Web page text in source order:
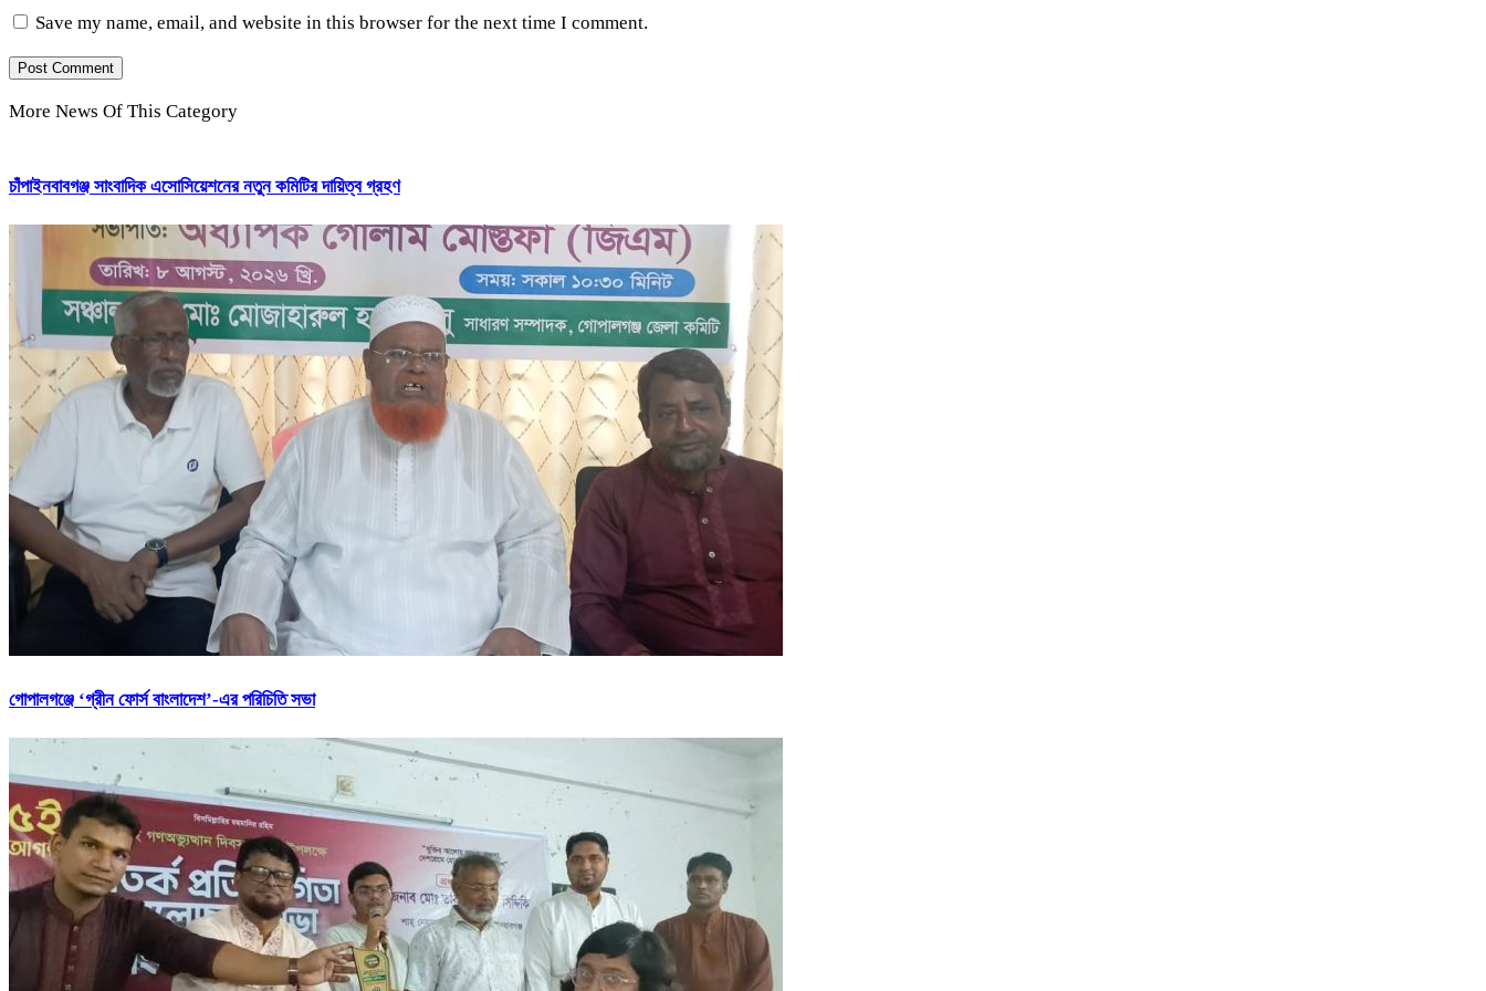
Save my name, email, and website in this browser for the next time I comment.
More News Of This Category
চাঁপাইনবাবগঞ্জ সাংবাদিক এসোসিয়েশনের নতুন কমিটির দায়িত্ব গ্রহণ
গোপালগঞ্জে ‘গ্রীন ফোর্স বাংলাদেশ’-এর পরিচিতি সভা